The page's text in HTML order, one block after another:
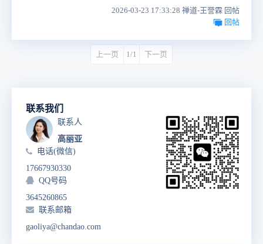
2026-03-23 17:33:28 禅道-王誉霖 回帖
回帖
上一页 1/1 下一页
联系我们
联系人
高丽亚
电话(微信)
17667930330
QQ号码
3645260865
联系邮箱
gaoliya@chandao.com